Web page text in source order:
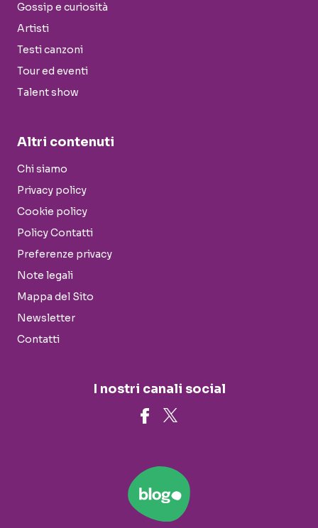
Gossip e curiosità
Artisti
Testi canzoni
Tour ed eventi
Talent show
Altri contenuti
Chi siamo
Privacy policy
Cookie policy
Policy Contatti
Preferenze privacy
Note legali
Mappa del Sito
Newsletter
Contatti
I nostri canali social